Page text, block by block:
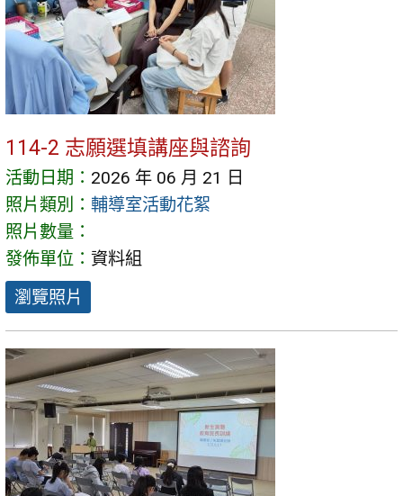
114-2 志願選填講座與諮詢
活動日期： 2026 年 06 月 21 日
照片類別： 輔導室活動花絮
照片數量：
發佈單位： 資料組
瀏覽照片